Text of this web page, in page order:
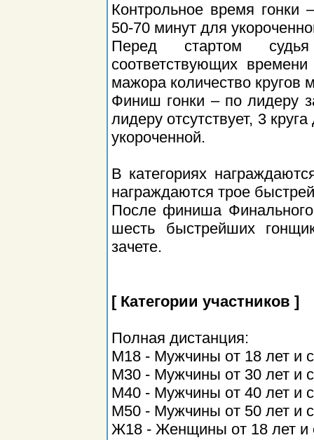
Контрольное время
50-70 минут для
Перед стартом
соответствующих
мажора количество кругов
Финиш гонки – по лидеру
лидеру отсутствует, 3
укороченной.
В категориях
награждаются трое
После финиша Финального
шесть быстрейших
зачете.
[ Категории участников ]
Полная дистанция:
М18 - Мужчины от 18 лет и
М30 - Мужчины от 30 лет и
М40 - Мужчины от 40 лет и
М50 - Мужчины от 50 лет и
Ж18 - Женщины от 18 лет и